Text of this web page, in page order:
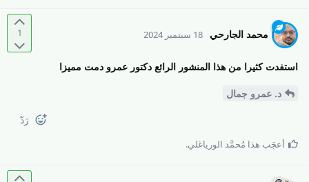
1 محمد الجارحي 18 سبتمبر 2024
استفدت كثيرا من هذا المنشور الرائع دكتور عمرو دمت مميزا
د.​ عمرو جمال
رَدّ
أعجَب هذا مُحمَّد الورياغلي.